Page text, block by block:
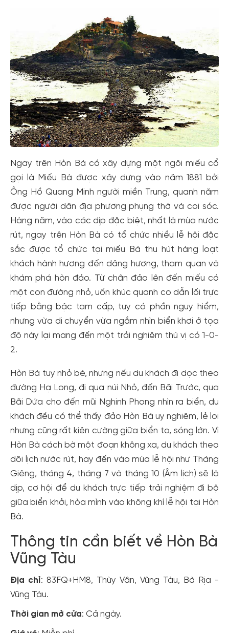
Ngay trên Hòn Bà có xây dựng một ngôi miếu cổ
gọi là Miếu Bà được xây dựng vào năm 1881 bởi
Ông Hồ Quang Minh người miền Trung, quanh năm
được người dân địa phương phụng thờ và coi sóc.
Hàng năm, vào các dịp đặc biệt, nhất là mùa nước
rút, ngay trên Hòn Bà có tổ chức nhiều lễ hội đặc
sắc được tổ chức tại miếu Bà thu hút hàng loạt
khách hành hương đến dâng hương, tham quan và
khám phá hòn đảo. Từ chân đảo lên đến miếu có
một con đường nhỏ, uốn khúc quanh co dẫn lối trực
tiếp bằng bậc tam cấp, tuy có phần nguy hiểm,
nhưng vừa di chuyển vừa ngắm nhìn biển khơi ở tọa
độ này lại mang đến một trải nghiệm thú vị có 1-0-
2.
Hòn Bà tuy nhỏ bé, nhưng nếu du khách đi dọc theo
đường Hạ Long, đi qua núi Nhỏ, đến Bãi Trước, qua
Bãi Dứa cho đến mũi Nghinh Phong nhìn ra biển, du
khách đều có thể thấy đảo Hòn Bà uy nghiêm, lẻ loi
nhưng cũng rất kiên cường giữa biển to, sóng lớn. Vì
Hòn Bà cách bờ một đoạn không xa, du khách theo
dõi lịch nước rút, hay đến vào mùa lễ hội như Tháng
Giêng, tháng 4, tháng 7 và tháng 10 (Âm lịch) sẽ là
dịp, cơ hội để du khách trực tiếp trải nghiệm đi bộ
giữa biển khởi, hòa mình vào không khí lễ hội tại Hòn
Bà.
Thông tin cần biết về Hòn Bà
Vũng Tàu
Địa chỉ: 83FQ+HM8, Thùy Vân, Vũng Tàu, Bà Rịa -
Vũng Tàu.
Thời gian mở cửa: Cả ngày.